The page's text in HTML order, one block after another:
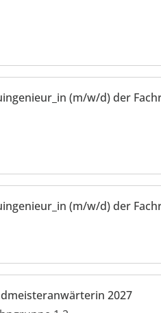
(m/w/d) der
(m/w/d) der
2027